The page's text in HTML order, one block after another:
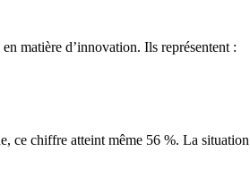
matière d’innovation. Ils représentent :
ce chiffre atteint même 56 %. La